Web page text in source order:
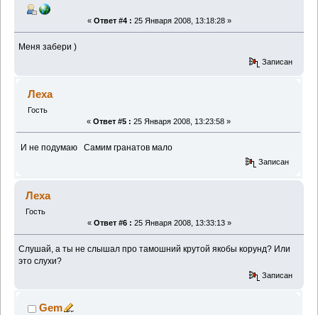
« Ответ #4 : 25 Января 2008, 13:18:28 »
Меня забери )
Записан
Леха
Гость
« Ответ #5 : 25 Января 2008, 13:23:58 »
И не подумаю Самим гранатов мало
Записан
Леха
Гость
« Ответ #6 : 25 Января 2008, 13:33:13 »
Слушай, а ты не слышал про тамошний крутой якобы корунд? Или
это слухи?
Записан
Gem